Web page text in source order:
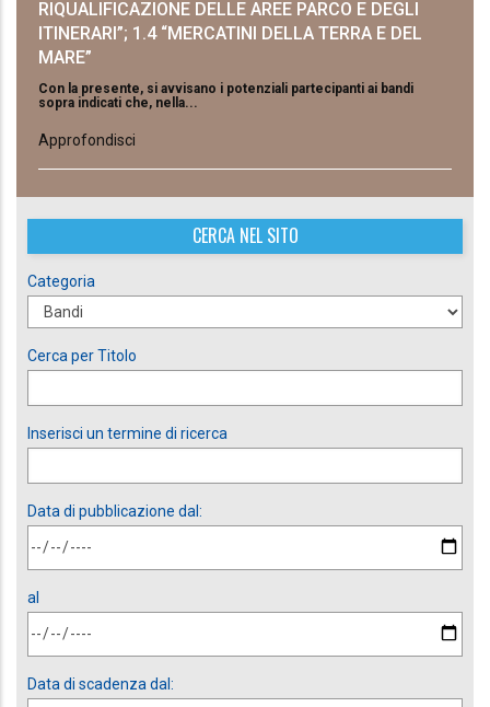
RIQUALIFICAZIONE DELLE AREE PARCO E DEGLI
ITINERARI”; 1.4 “MERCATINI DELLA TERRA E DEL
MARE”
Con la presente, si avvisano i potenziali partecipanti ai bandi
sopra indicati che, nella...
Approfondisci
CERCA NEL SITO
Categoria
Cerca per Titolo
Inserisci un termine di ricerca
Data di pubblicazione dal:
al
Data di scadenza dal: